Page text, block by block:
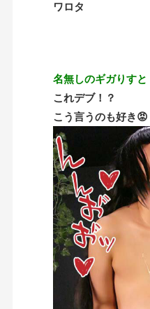
ワロタ
名無しのギガりすと
これデブ！？
こう言うのも好き😡